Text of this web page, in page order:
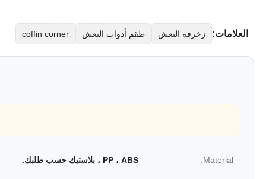
العلامات: زخرفة النعش طقم أدوات النعش coffin corner
Material: PP ، ABS ، بلاستيك حسب طلبك.